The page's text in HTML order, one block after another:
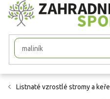
Přejít
na
obsah
Listnaté vzrostlé stromy a keře